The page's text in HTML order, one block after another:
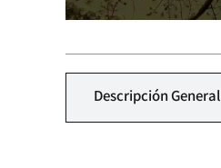
Descripción General